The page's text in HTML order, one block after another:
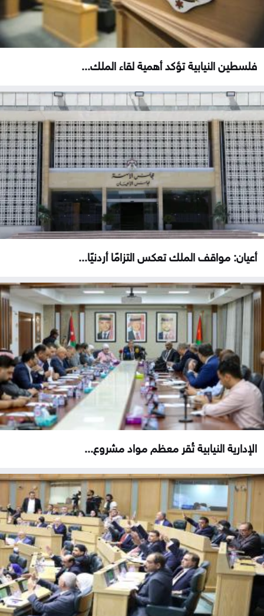
فلسطين النيابية تؤكد أهمية لقاء الملك...
أعيان: مواقف الملك تعكس التزامًا أردنيًا...
الإدارية النيابية تُقر معظم مواد مشروع...